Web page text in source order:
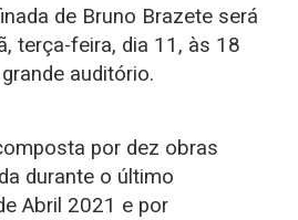
de Bruno Brazete será
terça-feira, dia 11, às 18
auditório.
por dez obras
durante o último
Abril 2021 e por